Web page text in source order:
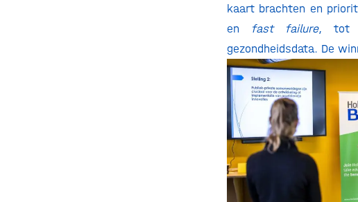
kaart brachten en
en fast failure, tot
gezondheidsdata. De